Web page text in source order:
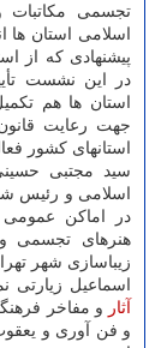
تجسمی مکاتبات
اسلامی استان ها
پیشنهادی که از
در این نشست
استان ها هم
جهت رعایت
استانهای کشور
سید مجتبی
اسلامی و رئیس
در اماکن
هنرهای تجسمی
زیباسازی شهر
اسماعیل زیارتی
آثار و مفاخر
و فن آوری و یعقوب